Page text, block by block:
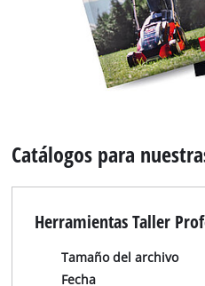
Catálogos para
Herramientas Taller
Tamaño del archivo
Fecha